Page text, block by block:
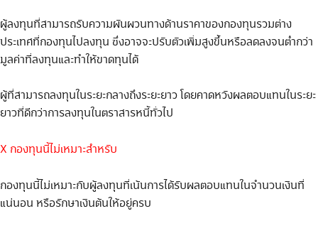
ผู้ลงทุนที่สามารถรับความผันผวนทางด้านราคาของกองทุนรวมต่าง
ประเทศที่กองทุนไปลงทุน ซึ่งอาจจะปรับตัวเพิ่มสูงขึ้นหรือลดลงจนต่ำกว่า
มูลค่าที่ลงทุนและทำให้ขาดทุนได้
ผู้ที่สามารถลงทุนในระยะกลางถึงระยะยาว โดยคาดหวังผลตอบแทนในระยะ
ยาวที่ดีกว่าการลงทุนในตราสารหนี้ทั่วไป
X กองทุนนี้ไม่เหมาะสำหรับ
กองทุนนี้ไม่เหมาะกับผู้ลงทุนที่เน้นการได้รับผลตอบแทนในจำนวนเงินที่
แน่นอน หรือรักษาเงินต้นให้อยู่ครบ